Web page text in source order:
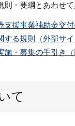
・要綱とあわせ
援事業補助金交付
る規則（外部サイ
・募集の手引き（
て